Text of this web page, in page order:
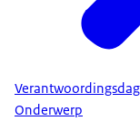
Verantwoordingsdag
Onderwerp